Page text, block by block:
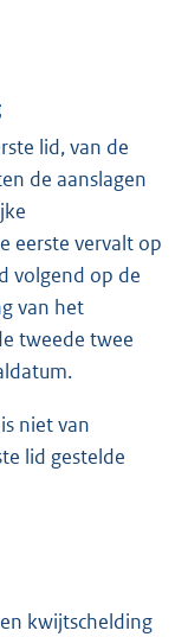
lid, van de
de aanslagen
eerste vervalt op
volgend op de
van het
tweede twee
niet van
lid gestelde
kwijtschelding